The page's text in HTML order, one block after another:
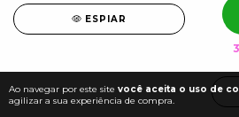
Ao navegar por este site você aceita o uso de
agilizar a sua experiência de compra.
ESPIAR
3